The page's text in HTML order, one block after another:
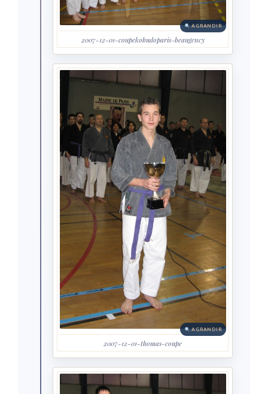
AGRANDIR
2007-12-01-coupekobudoparis-beaugency
AGRANDIR
2007-12-01-thomas-coupe